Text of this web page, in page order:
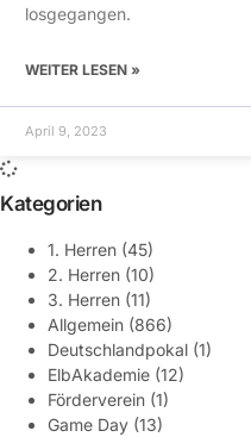
losgegangen.
WEITER LESEN »
April 9, 2023
Kategorien
1. Herren (45)
2. Herren (10)
3. Herren (11)
Allgemein (866)
Deutschlandpokal (1)
ElbAkademie (12)
Förderverein (1)
Game Day (13)